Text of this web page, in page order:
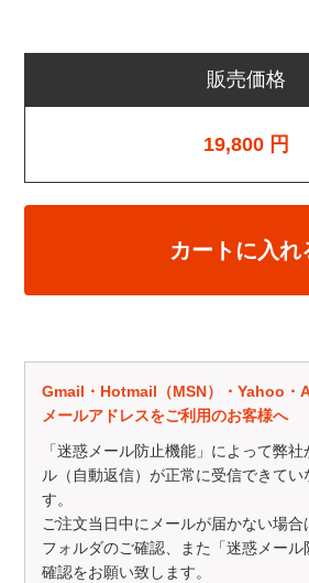
販売価格
19,800 円
カートに入れ
Gmail・Hotmail（MSN）・Yahoo・
メールアドレスをご利用のお客様へ
「迷惑メール防止機能」によって弊
ル（自動返信）が正常に受信できてい
す。
ご注文当日中にメールが届かない場合
フォルダのご確認、また「迷惑メー
確認をお願い致します。